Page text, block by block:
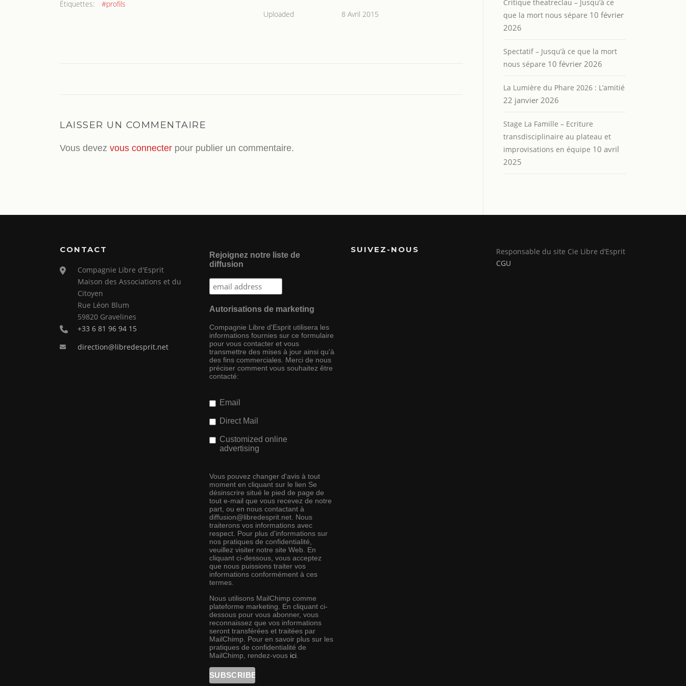
Étiquettes:
#profils
Uploaded 8 Avril 2015
LAISSER UN COMMENTAIRE
Vous devez vous connecter pour publier un commentaire.
Critique theatreclau – Jusqu’à ce
que la mort nous sépare 10 février
2026
Spectatif – Jusqu’à ce que la mort
nous sépare 10 février 2026
La Lumière du Phare 2026 : L’amitié
22 janvier 2026
Stage La Famille – Ecriture
transdisciplinaire au plateau et
improvisations en équipe 10 avril
2025
CONTACT
Compagnie Libre d'Esprit
Maison des Associations et du
Citoyen
Rue Léon Blum
59820 Gravelines
+33 6 81 96 94 15
direction@libredesprit.net
Rejoignez notre liste de
diffusion
Autorisations de marketing
Compagnie Libre d'Esprit utilisera les
informations fournies sur ce formulaire
pour vous contacter et vous
transmettre des mises à jour ainsi qu'à
des fins commerciales. Merci de nous
préciser comment vous souhaitez être
contacté:
Email
Direct Mail
Customized online
advertising
Vous pouvez changer d'avis à tout
moment en cliquant sur le lien Se
désinscrire situé le pied de page de
tout e-mail que vous recevez de notre
part, ou en nous contactant à
diffusion@libredesprit.net. Nous
traiterons vos informations avec
respect. Pour plus d'informations sur
nos pratiques de confidentialité,
veuillez visiter notre site Web. En
cliquant ci-dessous, vous acceptez
que nous puissions traiter vos
informations conformément à ces
termes.
Nous utilisons MailChimp comme
plateforme marketing. En cliquant ci-
dessous pour vous abonner, vous
reconnaissez que vos informations
seront transférées et traitées par
MailChimp. Pour en savoir plus sur les
pratiques de confidentialité de
MailChimp, rendez-vous ici.
SUIVEZ-NOUS
Responsable du site Cie Libre d’Esprit
CGU